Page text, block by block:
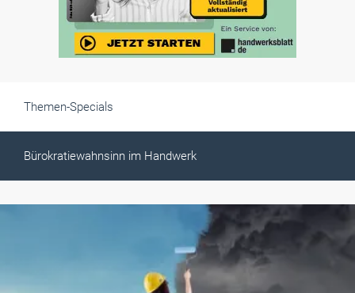
Themen-Specials
Bürokratiewahnsinn im Handwerk